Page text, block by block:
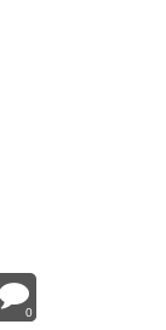
0